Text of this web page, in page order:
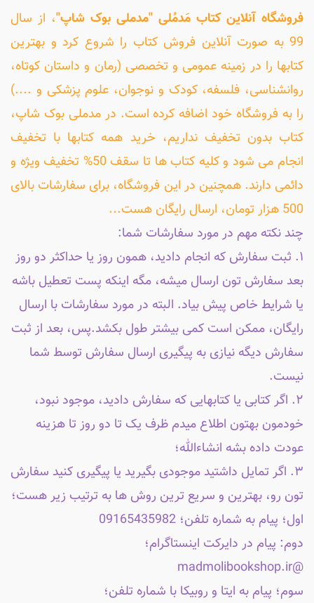
فروشگاه آنلاین کتاب مَدمُلی "مدملی بوک شاپ"، از سال
99 به صورت آنلاین فروش کتاب را شروع کرد و بهترین
کتابها را در زمینه عمومی و تخصصی (رمان و داستان کوتاه،
روانشناسی، فلسفه، کودک و نوجوان، علوم پزشکی و ....)
را به فروشگاه خود اضافه کرده است. در مدملی بوک شاپ،
کتاب بدون تخفیف نداریم، خرید همه کتابها با تخفیف
انجام می شود و کلیه کتاب ها تا سقف 50% تخفیف ویژه و
دائمی دارند. همچنین در این فروشگاه، برای سفارشات بالای
500 هزار تومان، ارسال رایگان هست...
چند نکته مهم در مورد سفارشات شما:
۱. ثبت سفارش که انجام دادید، همون روز یا حداکثر دو روز
بعد سفارش تون ارسال میشه، مگه اینکه پست تعطیل باشه
یا شرایط خاص پیش بیاد. البته در مورد سفارشات با ارسال
رایگان، ممکن است کمی بیشتر طول بکشد.پس، بعد از ثبت
سفارش دیگه نیازی به پیگیری ارسال سفارش توسط شما
نیست.
۲. اگر کتابی یا کتابهایی که سفارش دادید، موجود نبود،
خودمون بهتون اطلاع میدم ظرف یک تا دو روز تا هزینه
عودت داده بشه انشاءالله؛
۳. اگر تمایل داشتید موجودی بگیرید یا پیگیری کنید سفارش
تون رو، بهترین و سریع ترین روش ها به ترتیب زیر هست؛
اول؛ پیام به شماره تلفن؛ 09165435982
دوم: پیام در دایرکت اینستاگرام؛
@madmolibookshop.ir
سوم؛ پیام به ایتا و روبیکا با شماره تلفن؛